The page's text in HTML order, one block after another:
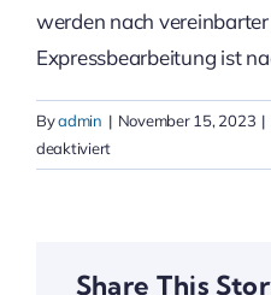
werden nach
Expressbearbeitung ist
Byadmin | November 15, 2023 |
deaktiviertfür
Wie
Bearbeitung?
Share This